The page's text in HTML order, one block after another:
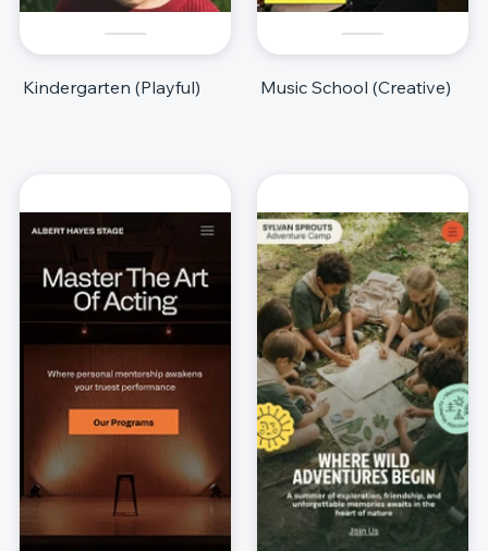
Kindergarten (Playful) Music School (Creative)